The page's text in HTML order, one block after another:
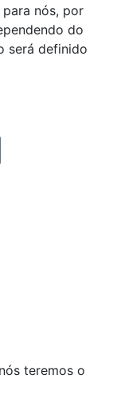
nós, por
do
será definido
teremos o